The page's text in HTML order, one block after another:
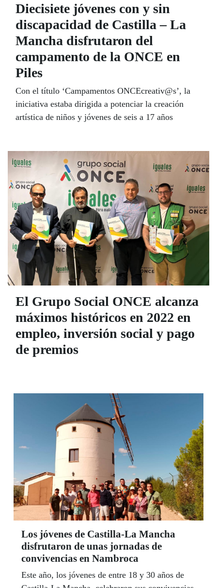
Diecisiete jóvenes con y sin
discapacidad de Castilla – La
Mancha disfrutaron del
campamento de la ONCE en
Piles
Con el título ‘Campamentos ONCEcreativ@s’, la
iniciativa estaba dirigida a potenciar la creación
artística de niños y jóvenes de seis a 17 años
El Grupo Social ONCE alcanza
máximos históricos en 2022 en
empleo, inversión social y pago
de premios
Los jóvenes de Castilla-La Mancha
disfrutaron de unas jornadas de
convivencias en Nambroca
Este año, los jóvenes de entre 18 y 30 años de